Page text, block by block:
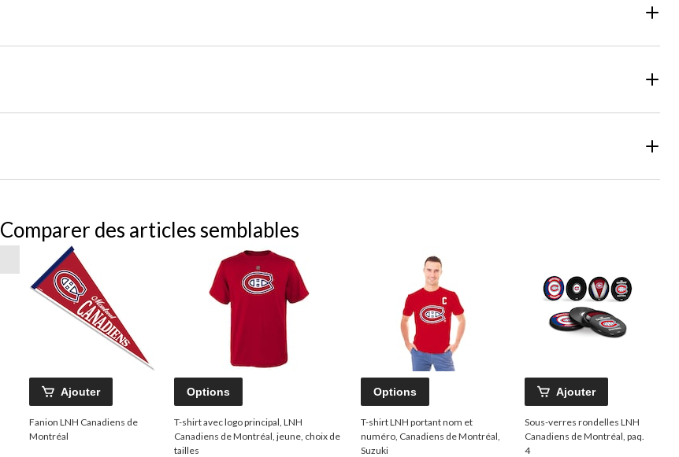
Comparer des articles semblables
Ajouter
Fanion LNH Canadiens de
Montréal
Options
T-shirt avec logo principal, LNH
Canadiens de Montréal, jeune, choix de
tailles
Options
T-shirt LNH portant nom et
numéro, Canadiens de Montréal,
Suzuki
Ajouter
Sous-verres rondelles LNH
Canadiens de Montréal, paq.
4